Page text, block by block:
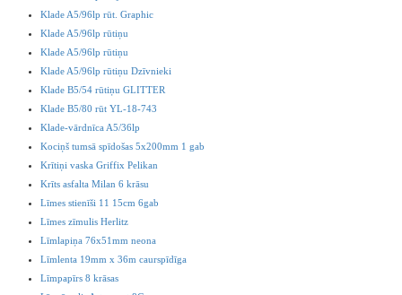
Klade A5/96lp rūt. Graphic
Klade A5/96lp rūtiņu
Klade A5/96lp rūtiņu
Klade A5/96lp rūtiņu Dzīvnieki
Klade B5/54 rūtiņu GLITTER
Klade B5/80 rūt YL-18-743
Klade-vārdnīca A5/36lp
Kociņš tumsā spīdošas 5x200mm 1 gab
Krītiņi vaska Griffix Pelikan
Krīts asfalta Milan 6 krāsu
Līmes stienīši 11 15cm 6gab
Līmes zīmulis Herlitz
Līmlapiņa 76x51mm neona
Līmlenta 19mm x 36m caurspīdīga
Līmpapīrs 8 krāsas